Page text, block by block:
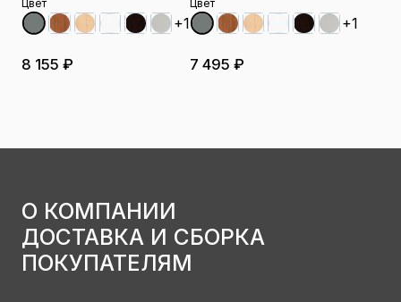
Цвет
+1
8 155 ₽
Цвет
+1
7 495 ₽
О КОМПАНИИ
ДОСТАВКА И СБОРКА
ПОКУПАТЕЛЯМ